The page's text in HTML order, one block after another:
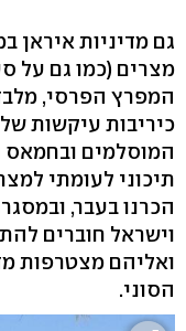
גם מדיניות איראן
מצרים (כמו גם על
המפרץ הפרסי,
כיריבות עיקשות
המוסלמים ובחמאס
תיכוני לעומתי
הכרנו בעבר,
וישראל חוברים
ואליהם מצטרפות
הסוני.